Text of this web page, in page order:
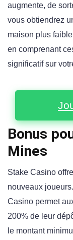
augmente, de
vous obtiendrez
maison plus
en comprenant
significatif sur
Bonus
Mines
Stake Casino
nouveaux
Casino permet
200% de leur
le montant